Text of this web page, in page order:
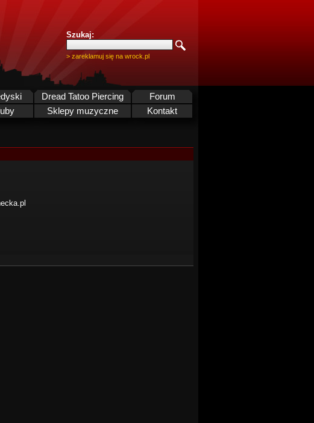
Szukaj:
> zareklamuj się na wrock.pl
Dread Tatoo Piercing
Forum
Sklepy muzyczne Kontakt